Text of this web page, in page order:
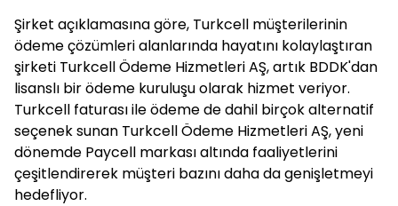
Şirket açıklamasına göre, Turkcell müşterilerinin
ödeme çözümleri alanlarında hayatını kolaylaştıran
şirketi Turkcell Ödeme Hizmetleri AŞ, artık BDDK'dan
lisanslı bir ödeme kuruluşu olarak hizmet veriyor.
Turkcell faturası ile ödeme de dahil birçok alternatif
seçenek sunan Turkcell Ödeme Hizmetleri AŞ, yeni
dönemde Paycell markası altında faaliyetlerini
çeşitlendirerek müşteri bazını daha da genişletmeyi
hedefliyor.